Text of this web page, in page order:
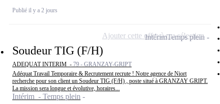
Publié il y a 2 jours
Soudeur TIG (F/H)
ADEQUAT INTERIM - 79 - GRANZAY-GRIPT
Adéquat Travail Temporaire & Recrutement recrute ! Notre agence de Niort
recherche pour son client un Soudeur TIG (F/H) , poste situé à GRANZAY GRIPT.
La mission sera longue et évolutive, horaires...
Intérim - Temps plein
IntérimTemps plein
Ajouter cette offre à ma sélection